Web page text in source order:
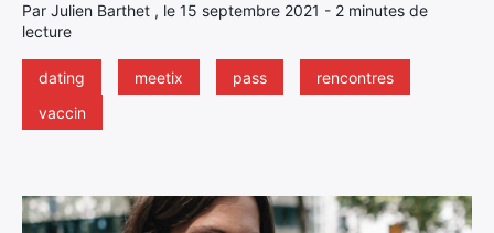
Par Julien Barthet , le 15 septembre 2021 - 2 minutes de
lecture
dating meetix pass
rencontres
vaccin